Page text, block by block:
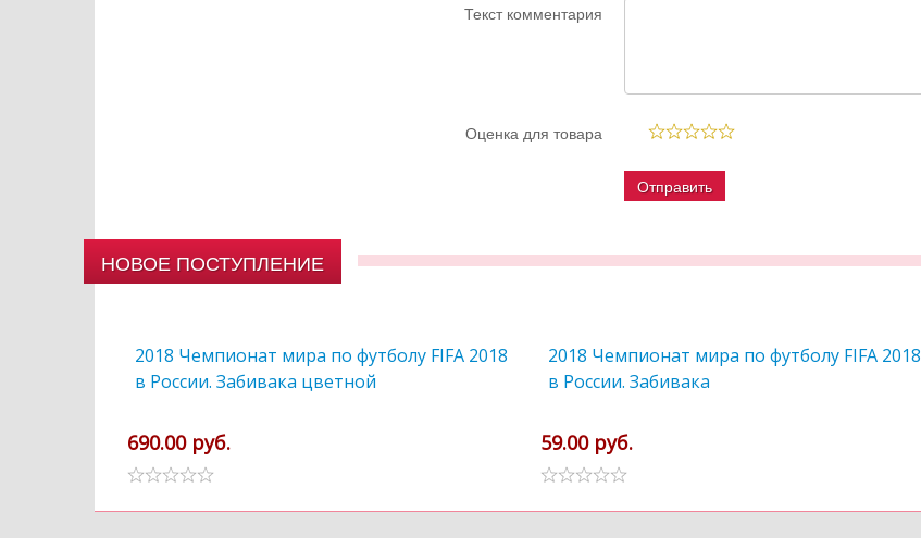
Текст комментария
Оценка для товара
НОВОЕ ПОСТУПЛЕНИЕ
2018 Чемпионат мира по футболу FIFA 2018
в России. Забивака цветной
690.00 руб.
2018 Чемпионат мира по футболу FIFA 2018
в России. Забивака
59.00 руб.